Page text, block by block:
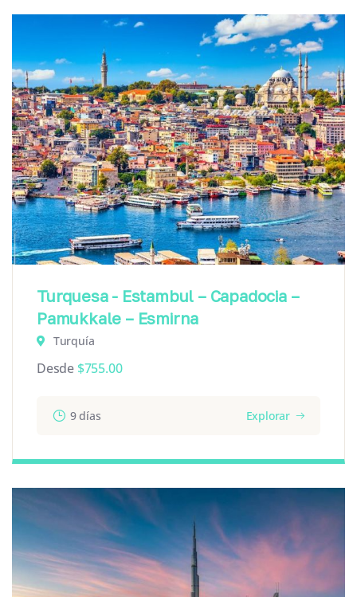
Turquesa - Estambul – Capadocia –
Pamukkale – Esmirna
Turquía
Desde $755.00
9 días Explorar